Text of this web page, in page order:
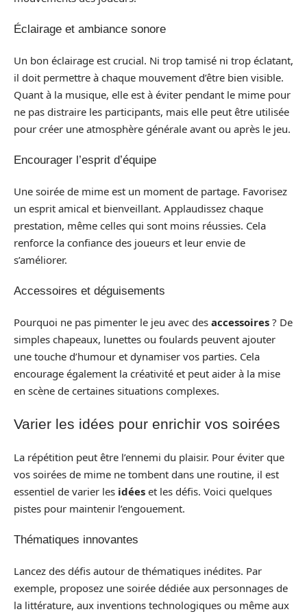
Éclairage et ambiance sonore
Un bon éclairage est crucial. Ni trop tamisé ni trop éclatant,
il doit permettre à chaque mouvement d’être bien visible.
Quant à la musique, elle est à éviter pendant le mime pour
ne pas distraire les participants, mais elle peut être utilisée
pour créer une atmosphère générale avant ou après le jeu.
Encourager l’esprit d’équipe
Une soirée de mime est un moment de partage. Favorisez
un esprit amical et bienveillant. Applaudissez chaque
prestation, même celles qui sont moins réussies. Cela
renforce la confiance des joueurs et leur envie de
s’améliorer.
Accessoires et déguisements
Pourquoi ne pas pimenter le jeu avec des accessoires ? De
simples chapeaux, lunettes ou foulards peuvent ajouter
une touche d’humour et dynamiser vos parties. Cela
encourage également la créativité et peut aider à la mise
en scène de certaines situations complexes.
Varier les idées pour enrichir vos soirées
La répétition peut être l’ennemi du plaisir. Pour éviter que
vos soirées de mime ne tombent dans une routine, il est
essentiel de varier les idées et les défis. Voici quelques
pistes pour maintenir l’engouement.
Thématiques innovantes
Lancez des défis autour de thématiques inédites. Par
exemple, proposez une soirée dédiée aux personnages de
la littérature, aux inventions technologiques ou même aux